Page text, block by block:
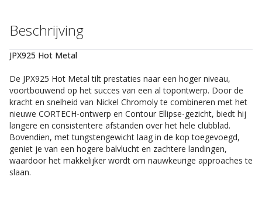
Beschrijving
JPX925 Hot Metal
De JPX925 Hot Metal tilt prestaties naar een hoger niveau,
voortbouwend op het succes van een al topontwerp. Door de
kracht en snelheid van Nickel Chromoly te combineren met het
nieuwe CORTECH-ontwerp en Contour Ellipse-gezicht, biedt hij
langere en consistentere afstanden over het hele clubblad.
Bovendien, met tungstengewicht laag in de kop toegevoegd,
geniet je van een hogere balvlucht en zachtere landingen,
waardoor het makkelijker wordt om nauwkeurige approaches te
slaan.